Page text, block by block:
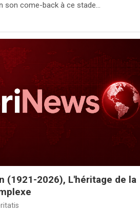
son come-back à ce stade…
(1921-2026), L'héritage de la